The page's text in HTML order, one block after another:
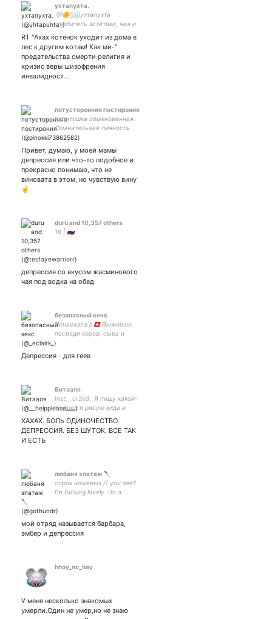
ухтапухта.
🤍🌼🌫||ухтапухта
-любитель эстетики, чая и
аниме -йунный
аффторёнок, обитаю на
фикбуке -гию томиока,
женись на мне♡
-анимешница
RT "Ахах котёнок уходит из дома в
лес к другим котам! Как ми-"
предательства смерти религия и
кризис веры шизофрения
инвалидност…
потусторонняя постирония
Капитошка обыкновенная.
Сомнительная личность
Привет, думаю, у моей мамы
депрессия или что-то подобное и
прекрасно понимаю, что не
виновата в этом, но чувствую вину
✌️
duru and 10,357 others
16 | 🇷🇺
депрессия со вкусом жасминового
чая под водка на обед
безопасный кекс
Понаехала в🇨🇭.Выживаю
посреди коров, сыра и
шоколада. Амбассадор
Кондитер-извращенец.
Депрессия - для геев
Витааля
Inst: _cr2o3_ Я пишу какой-
то бред и рисую кида и
ХАХАХ. БОЛЬ ОДИНОЧЕСТВО
ДЕПРЕССИЯ. БЕЗ ШУТОК, ВСЕ ТАК
И ЕСТЬ
любаня эпатаж 🔪
сорок ножевых // you see?
i'm fucking lovely. i'm a
мой отряд называется барбара,
эмбер и депрессия
hhoy_no_hay
У меня несколько знакомых
умерли.Один не умер,но не знаю